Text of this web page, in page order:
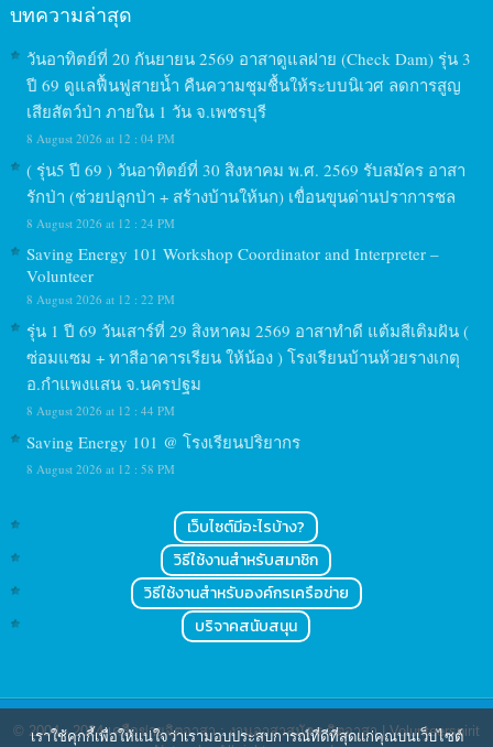
บทความล่าสุด
วันอาทิตย์ที่ 20 กันยายน 2569 อาสาดูแลฝาย (Check Dam) รุ่น 3
ปี 69 ดูแลฟื้นฟูสายน้ำ คืนความชุมชื้นให้ระบบนิเวศ ลดการสูญ
เสียสัตว์ป่า ภายใน 1 วัน จ.เพชรบุรี
8 August 2026 at 12 : 04 PM
( รุ่น5 ปี 69 ) วันอาทิตย์ที่ 30 สิงหาคม พ.ศ. 2569 รับสมัคร อาสา
รักป่า (ช่วยปลูกป่า + สร้างบ้านให้นก) เขื่อนขุนด่านปราการชล
8 August 2026 at 12 : 24 PM
Saving Energy 101 Workshop Coordinator and Interpreter –
Volunteer
8 August 2026 at 12 : 22 PM
รุ่น 1 ปี 69 วันเสาร์ที่ 29 สิงหาคม 2569 อาสาทำดี แต้มสีเติมฝัน (
ซ่อมแซม + ทาสีอาคารเรียน ให้น้อง ) โรงเรียนบ้านห้วยรางเกตุ
อ.กำแพงแสน จ.นครปฐม
8 August 2026 at 12 : 44 PM
Saving Energy 101 @ โรงเรียนปริยากร
8 August 2026 at 12 : 58 PM
เว็บไซต์มีอะไรบ้าง?
วิธีใช้งานสำหรับสมาชิก
วิธีใช้งานสำหรับองค์กรเครือข่าย
บริจาคสนับสนุน
© 2004 - 2024เครือข่ายจิตอาสา : งานอาสาสมัคร จิตอาสา | Volunteerspirit
เราใช้คุกกี้เพื่อให้แน่ใจว่าเรามอบประสบการณ์ที่ดีที่สุดแก่คุณบนเว็บไซต์